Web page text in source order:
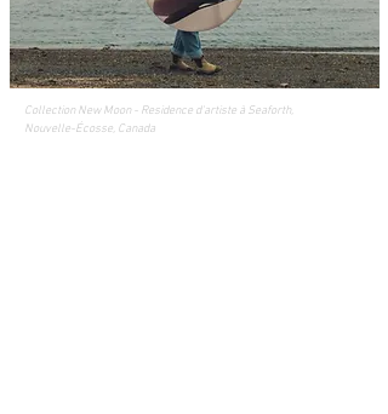
Collection New Moon - Residence d'artiste à Seaforth,
Nouvelle-Écosse, Canada